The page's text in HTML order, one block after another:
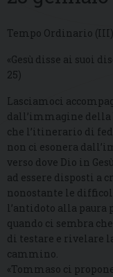
Tempo Ordinario (III)
«Gesù disse ai suoi
25)
Lasciamoci
dall’immagine della
che l’itinerario di
non ci esonera
verso dove Dio in
ad essere disposti a
nonostante le
l’antidoto alla paura
quando ci sembra
di testare e rivelare
cammino.
«Tommaso ci